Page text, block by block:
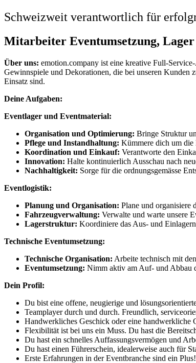
Schweizweit verantwortlich für
Mitarbeiter Eventumsetzung,
Über uns: emotion.company ist eine kreative Full-
Gewinnspiele und Dekorationen, die bei unseren Kunden
Einsatz sind.
Deine Aufgaben:
Eventlager und Eventmaterial:
Organisation und Optimierung: Bringe Struktur
Pflege und Instandhaltung: Kümmere dich um die
Koordination und Einkauf: Verantworte den
Innovation: Halte kontinuierlich Ausschau nach
Nachhaltigkeit: Sorge für die ordnungsgemässe
Eventlogistik:
Planung und Organisation: Plane und organisiere
Fahrzeugverwaltung: Verwalte und warte unsere
Lagerstruktur: Koordiniere das Aus- und
Technische Eventumsetzung:
Technische Organisation: Arbeite technisch mit
Eventumsetzung: Nimm aktiv am Auf- und Abbau
Dein Profil:
Du bist eine offene, neugierige und
Teamplayer durch und durch. Freundlich,
Handwerkliches Geschick oder eine handwerkliche
Flexibilität ist bei uns ein Muss. Du hast die
Du hast ein schnelles Auffassungsvermögen und
Du hast einen Führerschein, idealerweise auch für
Erste Erfahrungen in der Eventbranche sind ein Plus!